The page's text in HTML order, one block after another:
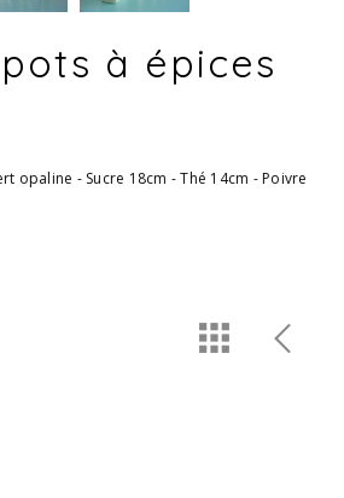
à épices
opaline - Sucre 18cm - Thé 14cm - Poivre